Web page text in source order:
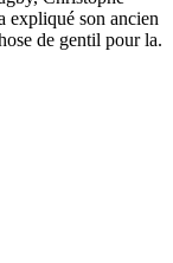
expliqué son ancien
de gentil pour la.